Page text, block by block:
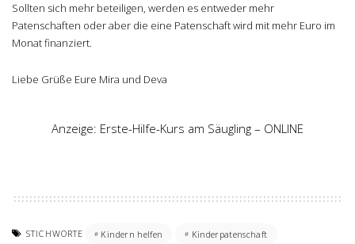
Sollten sich mehr beteiligen, werden es entweder mehr
Patenschaften oder aber die eine Patenschaft wird mit mehr Euro im
Monat finanziert.
Liebe Grüße Eure Mira und Deva
Anzeige: Erste-Hilfe-Kurs am Säugling – ONLINE
STICHWORTE Kindern helfen Kinderpatenschaft